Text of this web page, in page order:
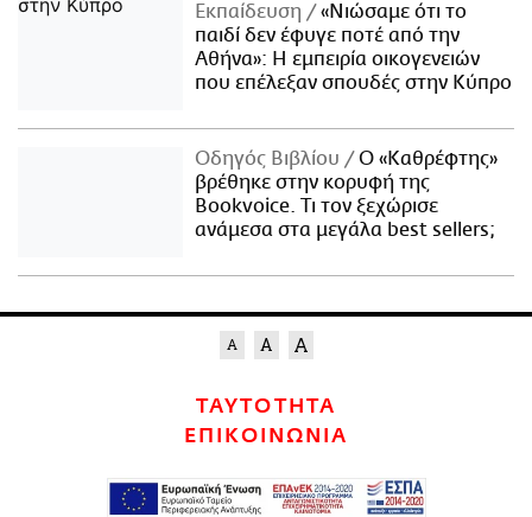
Εκπαίδευση
«Νιώσαμε ότι το
παιδί δεν έφυγε ποτέ από την
Αθήνα»: Η εμπειρία οικογενειών
που επέλεξαν σπουδές στην Κύπρο
Οδηγός Βιβλίου
Ο «Καθρέφτης»
βρέθηκε στην κορυφή της
Bookvoice. Τι τον ξεχώρισε
ανάμεσα στα μεγάλα best sellers;
ΤΑΥΤΟΤΗΤΑ
ΕΠΙΚΟΙΝΩΝΙΑ